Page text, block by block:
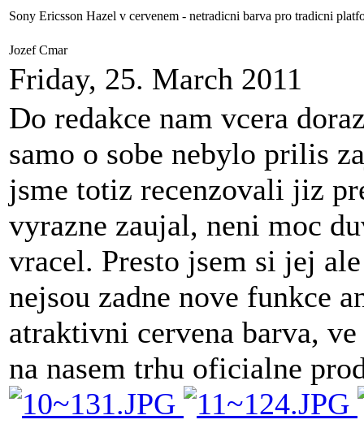
Sony Ericsson Hazel v cervenem - netradicni barva pro tradicni
Jozef Cmar
Friday, 25. March 2011
Do redakce nam vcera
samo o sobe nebylo prilis
jsme totiz recenzovali jiz
vyrazne zaujal, neni moc
vracel. Presto jsem si jej
nejsou zadne nove funkce
atraktivni cervena barva,
na nasem trhu oficialne